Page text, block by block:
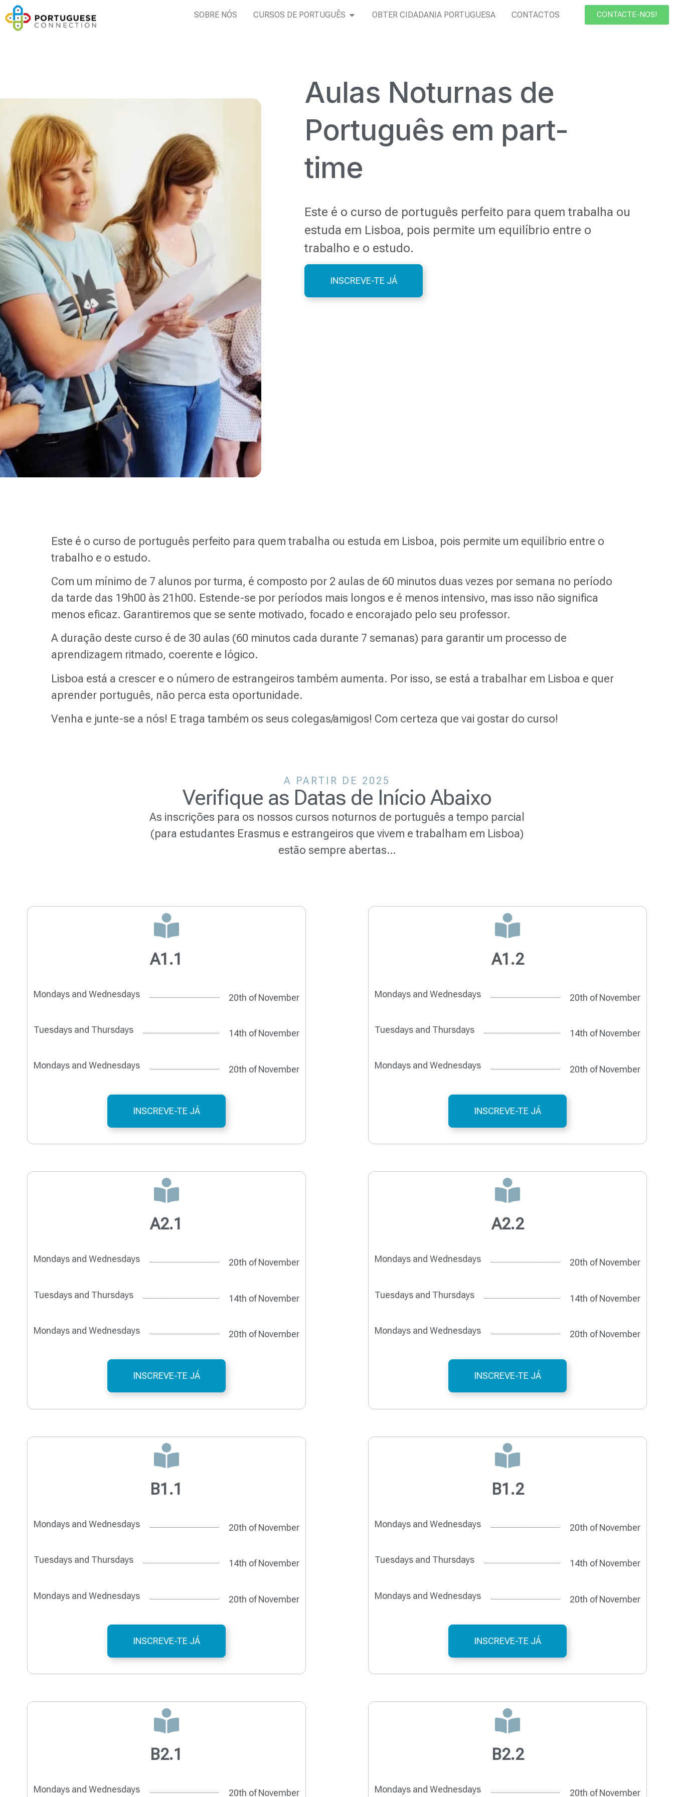
SOBRE NÓS CURSOS DE PORTUGUÊS OBTER CIDADANIA PORTUGUESA CONTACTOS CONTACTE-NOS!
Aulas Noturnas de
Português em part-
time
Este é o curso de português perfeito para quem trabalha ou
estuda em Lisboa, pois permite um equilíbrio entre o
trabalho e o estudo.
INSCREVE-TE JÁ
Este é o curso de português perfeito para quem trabalha ou estuda em Lisboa, pois permite um equilíbrio entre o
trabalho e o estudo.
Com um mínimo de 7 alunos por turma, é composto por 2 aulas de 60 minutos duas vezes por semana no período
da tarde das 19h00 às 21h00. Estende-se por períodos mais longos e é menos intensivo, mas isso não significa
menos eficaz. Garantiremos que se sente motivado, focado e encorajado pelo seu professor.
A duração deste curso é de 30 aulas (60 minutos cada durante 7 semanas) para garantir um processo de
aprendizagem ritmado, coerente e lógico.
Lisboa está a crescer e o número de estrangeiros também aumenta. Por isso, se está a trabalhar em Lisboa e quer
aprender português, não perca esta oportunidade.
Venha e junte-se a nós! E traga também os seus colegas/amigos! Com certeza que vai gostar do curso!
A PARTIR DE 2025
Verifique as Datas de Início Abaixo
As inscrições para os nossos cursos noturnos de português a tempo parcial
(para estudantes Erasmus e estrangeiros que vivem e trabalham em Lisboa)
estão sempre abertas…
A1.1
Mondays and Wednesdays 20th of November
Tuesdays and Thursdays 14th of November
Mondays and Wednesdays 20th of November
INSCREVE-TE JÁ
A1.2
Mondays and Wednesdays 20th of November
Tuesdays and Thursdays 14th of November
Mondays and Wednesdays 20th of November
INSCREVE-TE JÁ
A2.1
Mondays and Wednesdays 20th of November
Tuesdays and Thursdays 14th of November
Mondays and Wednesdays 20th of November
INSCREVE-TE JÁ
A2.2
Mondays and Wednesdays 20th of November
Tuesdays and Thursdays 14th of November
Mondays and Wednesdays 20th of November
INSCREVE-TE JÁ
B1.1
Mondays and Wednesdays 20th of November
Tuesdays and Thursdays 14th of November
Mondays and Wednesdays 20th of November
INSCREVE-TE JÁ
B1.2
Mondays and Wednesdays 20th of November
Tuesdays and Thursdays 14th of November
Mondays and Wednesdays 20th of November
INSCREVE-TE JÁ
B2.1
Mondays and Wednesdays 20th of November
B2.2
Mondays and Wednesdays 20th of November